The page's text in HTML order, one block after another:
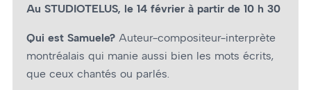
Au STUDIOTELUS, le 14 février à partir de 10 h 30
Qui est Samuele? Auteur-compositeur-interprète
montréalais qui manie aussi bien les mots écrits,
que ceux chantés ou parlés.